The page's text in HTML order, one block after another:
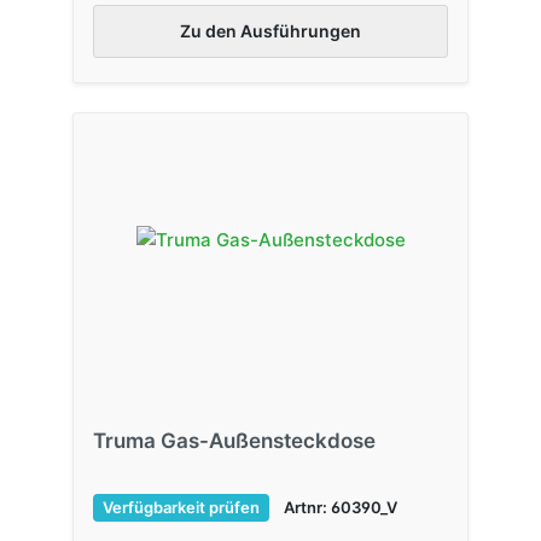
Zu den Ausführungen
Truma Gas-Außensteckdose
Verfügbarkeit prüfen Artnr: 60390_V